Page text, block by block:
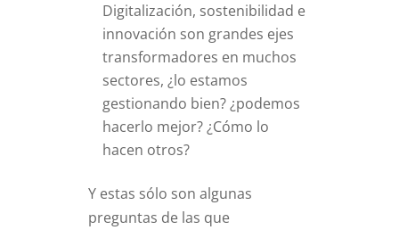
Digitalización, sostenibilidad e
innovación son grandes ejes
transformadores en muchos
sectores, ¿lo estamos
gestionando bien? ¿podemos
hacerlo mejor? ¿Cómo lo
hacen otros?
Y estas sólo son algunas
preguntas de las que